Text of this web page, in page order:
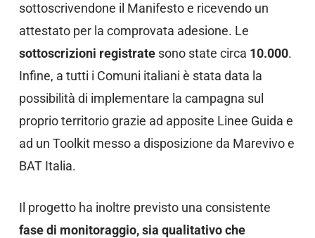
sottoscrivendone il Manifesto e ricevendo un
attestato per la comprovata adesione. Le
sottoscrizioni registratesono state circa 10.000.
Infine, a tutti i Comuni italiani è stata data la
possibilità di implementare la campagna sul
proprio territorio grazie ad apposite Linee Guida e
ad un Toolkit messo a disposizione da Marevivo e
BAT Italia.
Il progetto ha inoltre previsto una consistente
fase di monitoraggio, sia qualitativo che